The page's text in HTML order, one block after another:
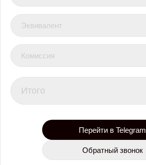
Эквивалент
Комиссия
Итого
Перейти в Telegram
Обратный звонок